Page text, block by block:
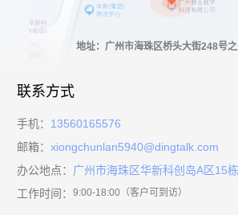
地址：广州市海珠区桥头大街248号
联系方式
手机： 13560165576
邮箱： xiongchunlan5940@dingtalk.com
办公地点： 广州市海珠区华新科创岛A区15
工作时间： 9:00-18:00（客户可到访）